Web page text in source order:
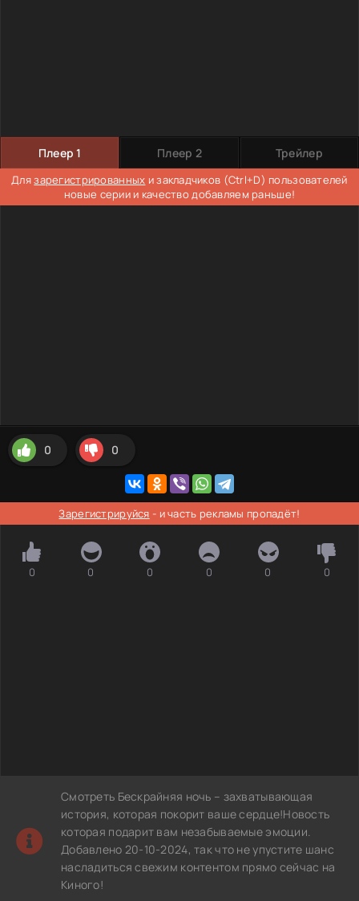
Плеер 1 Плеер 2 Трейлер
Длязарегистрированных и закладчиков (Ctrl+D) пользователей
новые серии и качество добавляем раньше!
0 0
Зарегистрируйся - и часть рекламы пропадёт!
0 0 0 0 0 0
Смотреть Бескрайняя ночь – захватывающая
история, которая покорит ваше сердце!Новость
которая подарит вам незабываемые эмоции.
Добавлено 20-10-2024, так что не упустите шанс
насладиться свежим контентом прямо сейчас на
Киного!